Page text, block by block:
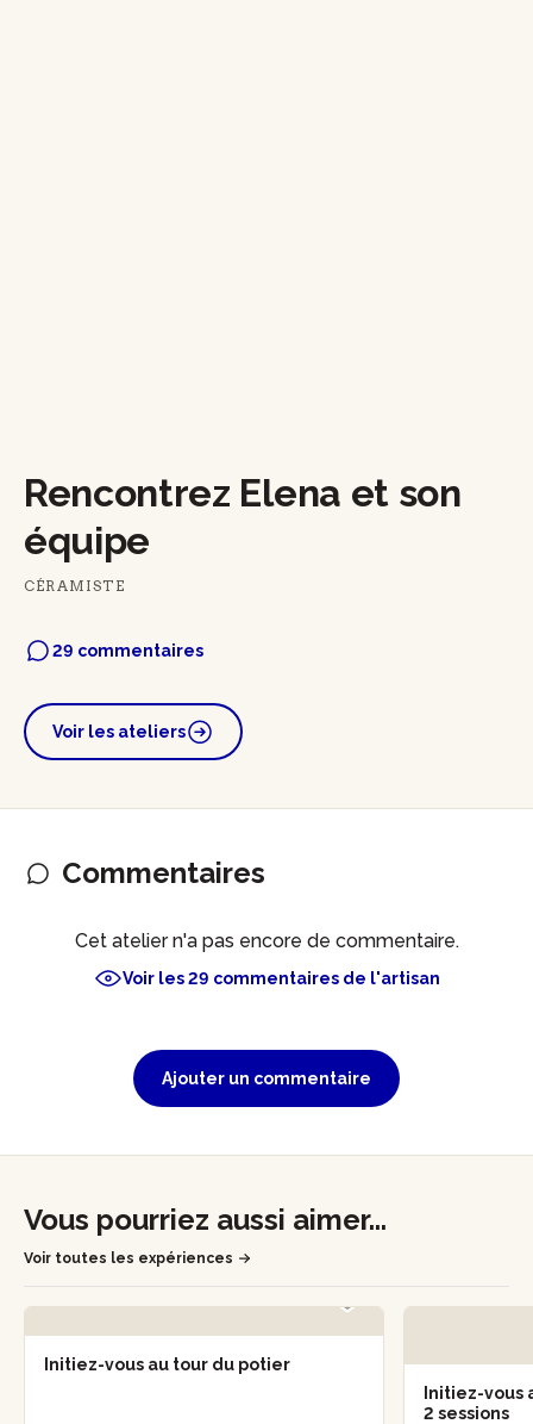
Rencontrez Elena et son
équipe
CÉRAMISTE
29 commentaires
Voir les ateliers
Commentaires
Cet atelier n'a pas encore de commentaire.
Voir les 29 commentaires de l'artisan
Ajouter un commentaire
Vous pourriez aussi aimer...
Voir toutes les expériences
Initiez-vous au tour du potier
Initiez-vous
2 sessions